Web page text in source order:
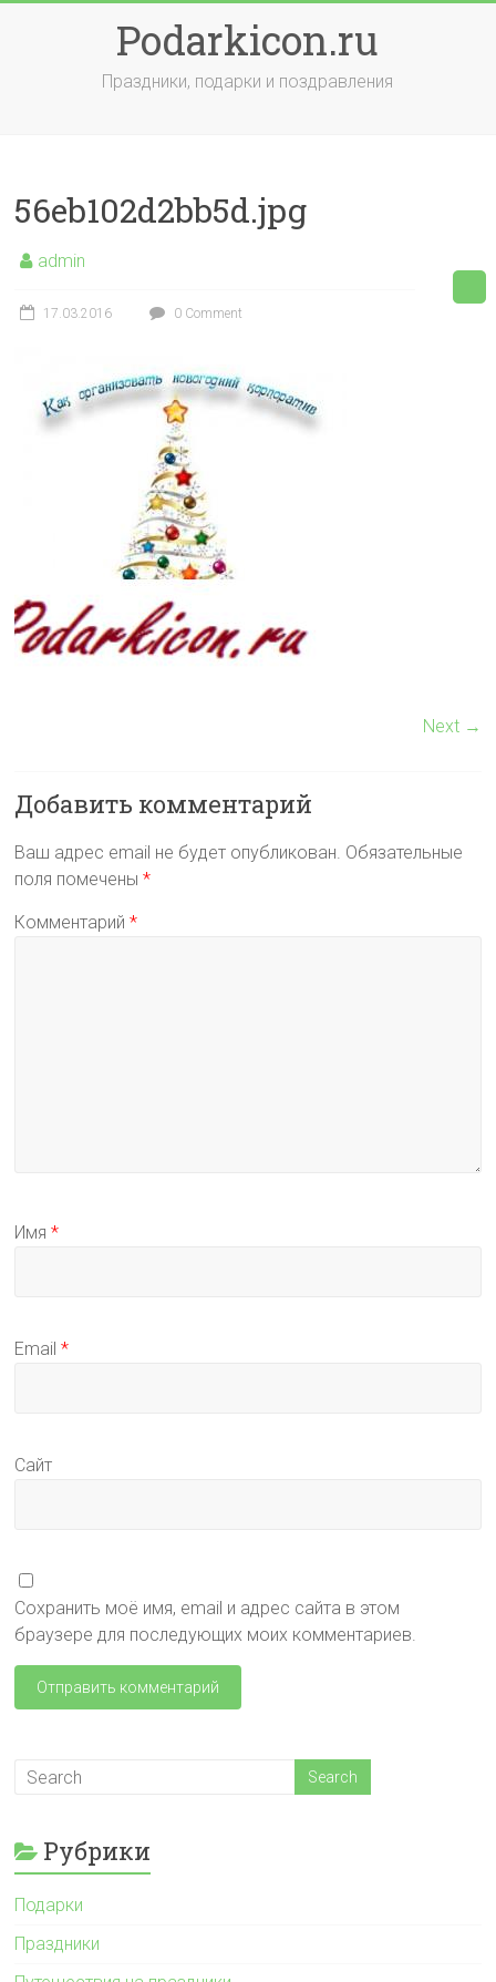
Podarkicon.ru
Праздники, подарки и поздравления
56eb102d2bb5d.jpg
admin
17.03.2016 0 Comment
Next →
Добавить комментарий
Ваш адрес email не будет опубликован. Обязательные
поля помечены*
Комментарий*
Имя*
Email*
Сайт
Сохранить моё имя, email и адрес сайта в этом
браузере для последующих моих комментариев.
Рубрики
Подарки
Праздники